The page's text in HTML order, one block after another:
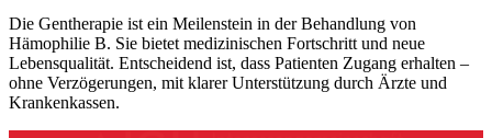
Die Gentherapie ist ein Meilenstein in der Behandlung von
Hämophilie B. Sie bietet medizinischen Fortschritt und neue
Lebensqualität. Entscheidend ist, dass Patienten Zugang erhalten –
ohne Verzögerungen, mit klarer Unterstützung durch Ärzte und
Krankenkassen.